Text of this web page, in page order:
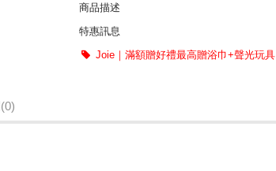
商品描述
三階段合一 最適合大寶的選擇
五點式安全帶可延長使用到7歲
特惠訊息
Joie｜滿額贈好禮最高贈浴巾+聲光玩具
(0)